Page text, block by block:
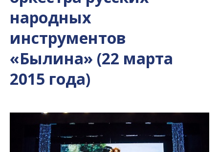
народных
инструментов
«Былина» (22 марта
2015 года)